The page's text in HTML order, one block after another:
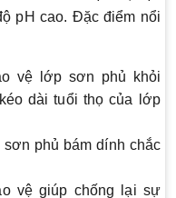
pH cao. Đặc điểm nổi
vệ lớp sơn phủ khỏi
dài tuổi thọ của lớp
phủ bám dính chắc
vệ giúp chống lại sự